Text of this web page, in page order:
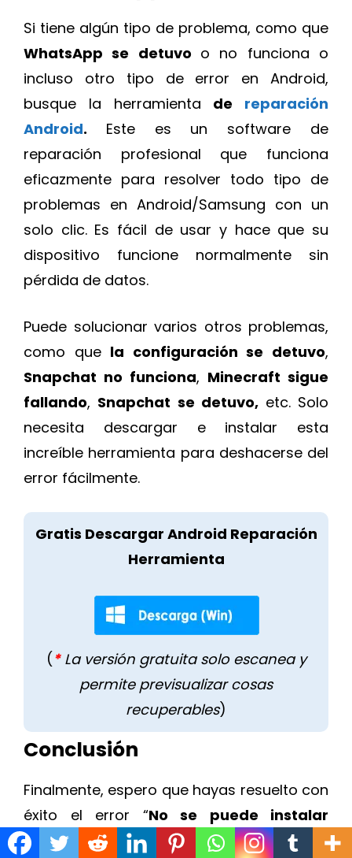
Si tiene algún tipo de problema, como que
WhatsApp se detuvo o no funciona o
incluso otro tipo de error en Android,
busque la herramienta de reparación
Android. Este es un software de
reparación profesional que funciona
eficazmente para resolver todo tipo de
problemas en Android/Samsung con un
solo clic. Es fácil de usar y hace que su
dispositivo funcione normalmente sin
pérdida de datos.
Puede solucionar varios otros problemas,
como que la configuración se detuvo,
Snapchat no funciona, Minecraft sigue
fallando, Snapchat se detuvo, etc. Solo
necesita descargar e instalar esta
increíble herramienta para deshacerse del
error fácilmente.
Gratis Descargar Android Reparación
Herramienta
( *La versión gratuita solo escanea y
permite previsualizar cosas
recuperables)
Conclusión
Finalmente, espero que hayas resuelto con
éxito el error “No se puede instalar
WhatsApp Messenger” en teléfonos